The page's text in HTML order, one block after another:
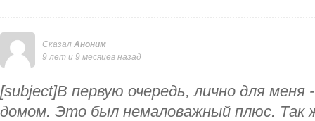
Сказал Аноним
9 лет и 9 месяцев назад
[subject]В первую очередь, лично для
домом. Это был немаловажный плюс. Так